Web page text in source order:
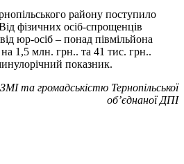
району поступило
фізичних осіб-спрощенців
юр-осіб – понад півмільйона
1,5 млн. грн.. та 41 тис. грн..
показник.
ЗМІ та громадськістю Тернопільської
об’єднаної ДПІ